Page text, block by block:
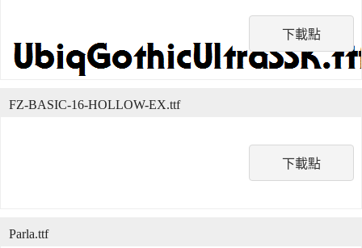
下載點
下載點
FZ-BASIC-16-HOLLOW-EX.ttf
Parla.ttf